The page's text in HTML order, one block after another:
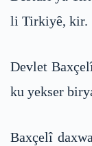
li Tirkiyê, kir.
Devlet
ku yekser
Baxçelî